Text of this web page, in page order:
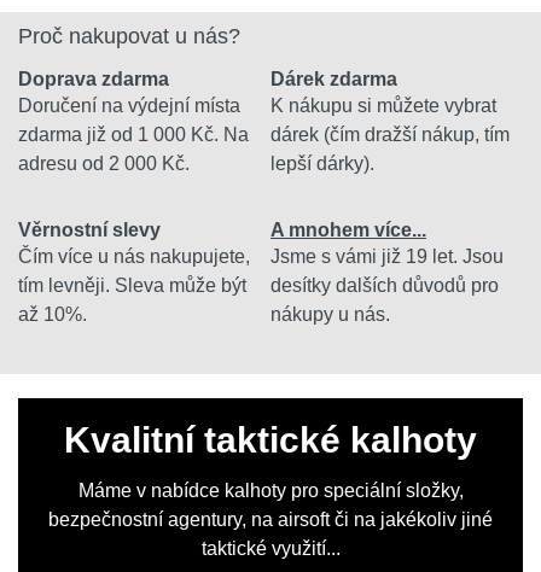
Proč nakupovat u nás?
Doprava zdarma
Doručení na výdejní místa
zdarma již od 1 000 Kč. Na
adresu od 2 000 Kč.
Dárek zdarma
K nákupu si můžete vybrat
dárek (čím dražší nákup, tím
lepší dárky).
Věrnostní slevy
Čím více u nás nakupujete,
tím levněji. Sleva může být
až 10%.
A mnohem více...
Jsme s vámi již 19 let. Jsou
desítky dalších důvodů pro
nákupy u nás.
Kvalitní taktické kalhoty
Máme v nabídce kalhoty pro speciální složky,
bezpečnostní agentury, na airsoft či na jakékoliv jiné
taktické využití...